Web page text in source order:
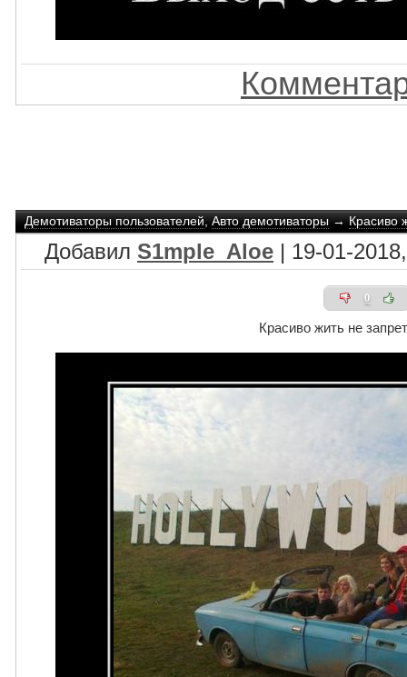
Демотиваторы пользователей,Авто демотиваторы→Красиво
Добавил S1mple_Aloe | 19-01-
0
Красиво жить не